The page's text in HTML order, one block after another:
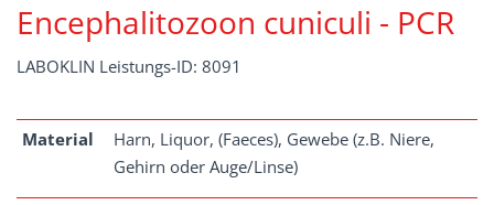
Encephalitozoon cuniculi - PCR
LABOKLIN Leistungs-ID: 8091
Material
Harn, Liquor, (Faeces), Gewebe (z.B. Niere,
Gehirn oder Auge/Linse)